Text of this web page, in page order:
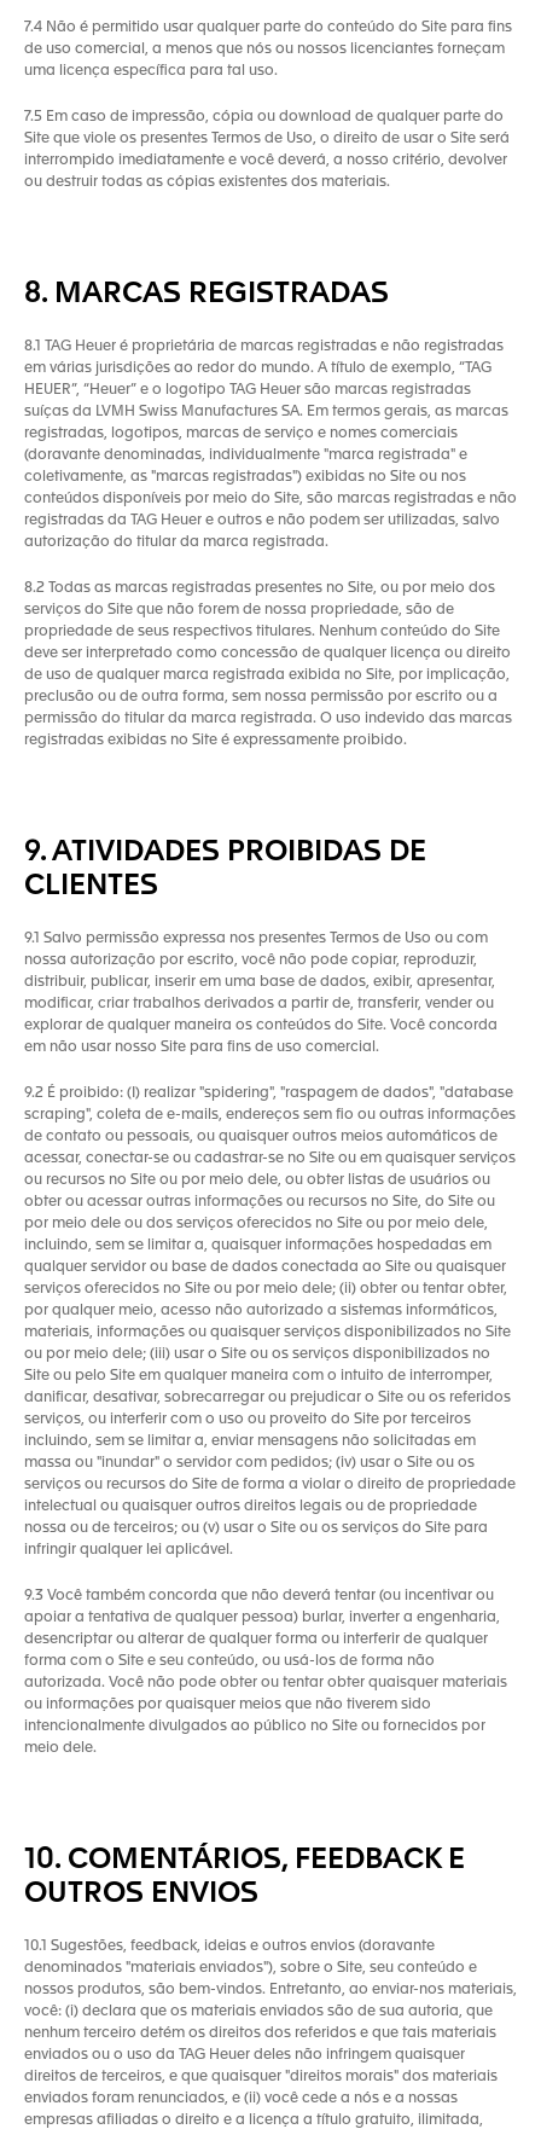
7.4 Não é permitido usar qualquer parte do conteúdo do Site para fins
de uso comercial, a menos que nós ou nossos licenciantes forneçam
uma licença específica para tal uso.
7.5 Em caso de impressão, cópia ou download de qualquer parte do
Site que viole os presentes Termos de Uso, o direito de usar o Site será
interrompido imediatamente e você deverá, a nosso critério, devolver
ou destruir todas as cópias existentes dos materiais.
8. MARCAS REGISTRADAS
8.1 TAG Heuer é proprietária de marcas registradas e não registradas
em várias jurisdições ao redor do mundo. A título de exemplo, “TAG
HEUER”, “Heuer” e o logotipo TAG Heuer são marcas registradas
suíças da LVMH Swiss Manufactures SA. Em termos gerais, as marcas
registradas, logotipos, marcas de serviço e nomes comerciais
(doravante denominadas, individualmente "marca registrada" e
coletivamente, as "marcas registradas") exibidas no Site ou nos
conteúdos disponíveis por meio do Site, são marcas registradas e não
registradas da TAG Heuer e outros e não podem ser utilizadas, salvo
autorização do titular da marca registrada.
8.2 Todas as marcas registradas presentes no Site, ou por meio dos
serviços do Site que não forem de nossa propriedade, são de
propriedade de seus respectivos titulares. Nenhum conteúdo do Site
deve ser interpretado como concessão de qualquer licença ou direito
de uso de qualquer marca registrada exibida no Site, por implicação,
preclusão ou de outra forma, sem nossa permissão por escrito ou a
permissão do titular da marca registrada. O uso indevido das marcas
registradas exibidas no Site é expressamente proibido.
9. ATIVIDADES PROIBIDAS DE
CLIENTES
9.1 Salvo permissão expressa nos presentes Termos de Uso ou com
nossa autorização por escrito, você não pode copiar, reproduzir,
distribuir, publicar, inserir em uma base de dados, exibir, apresentar,
modificar, criar trabalhos derivados a partir de, transferir, vender ou
explorar de qualquer maneira os conteúdos do Site. Você concorda
em não usar nosso Site para fins de uso comercial.
9.2 É proibido: (I) realizar "spidering", "raspagem de dados", "database
scraping", coleta de e-mails, endereços sem fio ou outras informações
de contato ou pessoais, ou quaisquer outros meios automáticos de
acessar, conectar-se ou cadastrar-se no Site ou em quaisquer serviços
ou recursos no Site ou por meio dele, ou obter listas de usuários ou
obter ou acessar outras informações ou recursos no Site, do Site ou
por meio dele ou dos serviços oferecidos no Site ou por meio dele,
incluindo, sem se limitar a, quaisquer informações hospedadas em
qualquer servidor ou base de dados conectada ao Site ou quaisquer
serviços oferecidos no Site ou por meio dele; (ii) obter ou tentar obter,
por qualquer meio, acesso não autorizado a sistemas informáticos,
materiais, informações ou quaisquer serviços disponibilizados no Site
ou por meio dele; (iii) usar o Site ou os serviços disponibilizados no
Site ou pelo Site em qualquer maneira com o intuito de interromper,
danificar, desativar, sobrecarregar ou prejudicar o Site ou os referidos
serviços, ou interferir com o uso ou proveito do Site por terceiros
incluindo, sem se limitar a, enviar mensagens não solicitadas em
massa ou "inundar" o servidor com pedidos; (iv) usar o Site ou os
serviços ou recursos do Site de forma a violar o direito de propriedade
intelectual ou quaisquer outros direitos legais ou de propriedade
nossa ou de terceiros; ou (v) usar o Site ou os serviços do Site para
infringir qualquer lei aplicável.
9.3 Você também concorda que não deverá tentar (ou incentivar ou
apoiar a tentativa de qualquer pessoa) burlar, inverter a engenharia,
desencriptar ou alterar de qualquer forma ou interferir de qualquer
forma com o Site e seu conteúdo, ou usá-los de forma não
autorizada. Você não pode obter ou tentar obter quaisquer materiais
ou informações por quaisquer meios que não tiverem sido
intencionalmente divulgados ao público no Site ou fornecidos por
meio dele.
10. COMENTÁRIOS, FEEDBACK E
OUTROS ENVIOS
10.1 Sugestões, feedback, ideias e outros envios (doravante
denominados "materiais enviados"), sobre o Site, seu conteúdo e
nossos produtos, são bem-vindos. Entretanto, ao enviar-nos materiais,
você: (i) declara que os materiais enviados são de sua autoria, que
nenhum terceiro detém os direitos dos referidos e que tais materiais
enviados ou o uso da TAG Heuer deles não infringem quaisquer
direitos de terceiros, e que quaisquer "direitos morais" dos materiais
enviados foram renunciados, e (ii) você cede a nós e a nossas
empresas afiliadas o direito e a licença a título gratuito, ilimitada,